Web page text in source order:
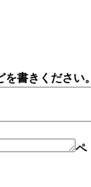
書きください。
ペ